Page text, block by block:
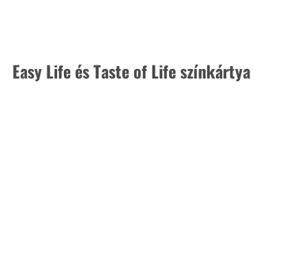
Easy Life és Taste of Life színkártya